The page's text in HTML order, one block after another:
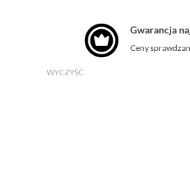
WYCZYŚĆ
Gwarancja
Ceny